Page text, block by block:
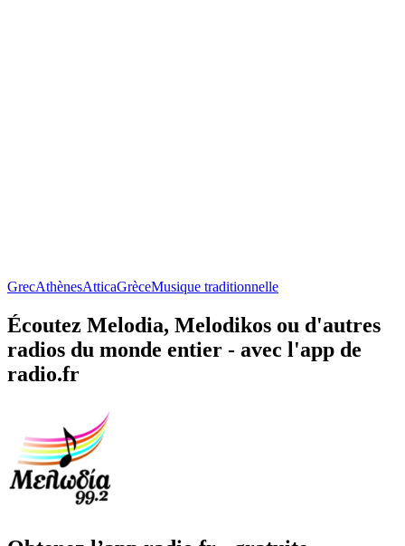
GrecAthènesAtticaGrèceMusique traditionnelle
Écoutez Melodia, Melodikos ou d'autres
radios du monde entier - avec l'app de
radio.fr